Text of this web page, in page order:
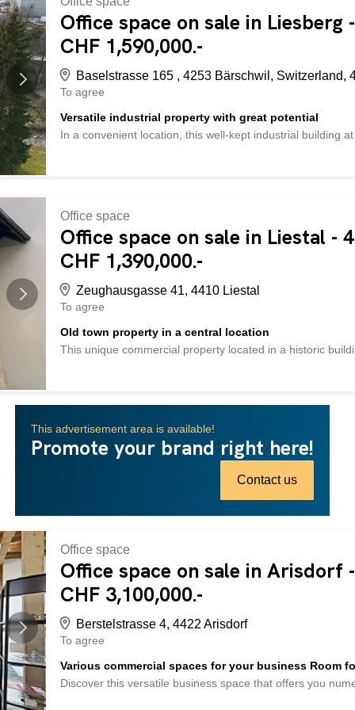
separate offices are ideal for managers or confidential
complete this area and create a quiet, professional work
you to the storage area, the functional heart of the unit.
Office space on sale in Liesberg
CHF 1,590,000.-
Baselstrasse 165 , 4253 Bärschwil, Switzerland,
To agree
Versatile industrial property with great potential
In a convenient location, this well-kept industrial building
sustainable energy production and offers additional
building Annual rental income approx. CHF 82,000
parcels: GB No. 1913 and GB No. 1914 (GB 1914 is in
building fabric, the sustainable energy infrastructure and
Office space
Office space on sale in Liestal -
CHF 1,390,000.-
Zeughausgasse 41, 4410 Liestal
To agree
Old town property in a central location
This unique commercial property located in a historic
Gewerbeliegschaft auf 4 Etagen, welche aktuell als
renoviert und energetisch den aktuellen Anforderungen
erstreckt sich über insgesamt ca. 400 m2. Aufgrund der
Nutzungsmöglichkeiten mittel- und langfristig
This advertisement area is available!
Promote your brand right here!
Contact us
Office space
Office space on sale in Arisdorf
CHF 3,100,000.-
Berstelstrasse 4, 4422 Arisdorf
To agree
Various commercial spaces for your business Room
Discover this versatile business space that offers you